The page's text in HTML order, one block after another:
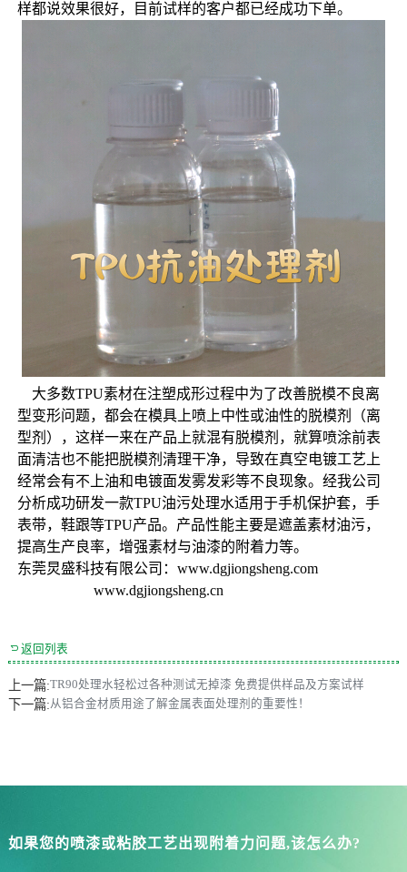
样都说效果很好，目前试样的客户都已经成功下单。
大多数TPU素材在注塑成形过程中为了改善脱模不良离
型变形问题，都会在模具上喷上中性或油性的脱模剂（离
型剂），这样一来在产品上就混有脱模剂，就算喷涂前表
面清洁也不能把脱模剂清理干净，导致在真空电镀工艺上
经常会有不上油和电镀面发雾发彩等不良现象。经我公司
分析成功研发一款TPU油污处理水适用于手机保护套，手
表带，鞋跟等TPU产品。产品性能主要是遮盖素材油污，
提高生产良率，增强素材与油漆的附着力等。
东莞炅盛科技有限公司： www.dgjiongsheng.com
www.dgjiongsheng.cn
 返回列表
上一篇:TR90处理水轻松过各种测试无掉漆 免费提供样品及方案试样
下一篇:从铝合金材质用途了解金属表面处理剂的重要性！
如果您的喷漆或粘胶工艺出现附着力问题,该怎么办?